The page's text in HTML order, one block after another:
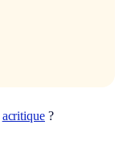
acritique?